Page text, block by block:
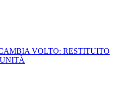
VOLTO: RESTITUITO